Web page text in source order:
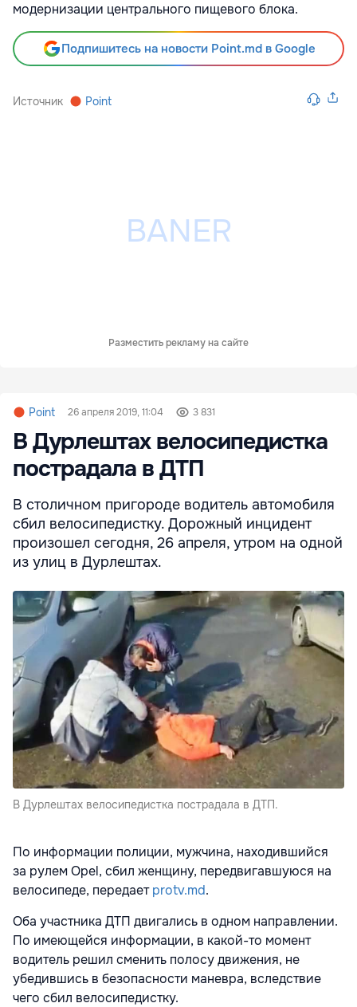
модернизации центрального пищевого блока.
Подпишитесь на новости Point.md в Google
Источник Point
Разместить рекламу на сайте
Point 26 апреля 2019, 11:04 3 831
В Дурлештах велосипедистка
пострадала в ДТП
В столичном пригороде водитель автомобиля
сбил велосипедистку. Дорожный инцидент
произошел сегодня, 26 апреля, утром на одной
из улиц в Дурлештах.
В Дурлештах велосипедистка пострадала в ДТП.
По информации полиции, мужчина, находившийся
за рулем Opel, сбил женщину, передвигавшуюся на
велосипеде, передаетprotv.md.
Оба участника ДТП двигались в одном направлении.
По имеющейся информации, в какой-то момент
водитель решил сменить полосу движения, не
убедившись в безопасности маневра, вследствие
чего сбил велосипедистку.